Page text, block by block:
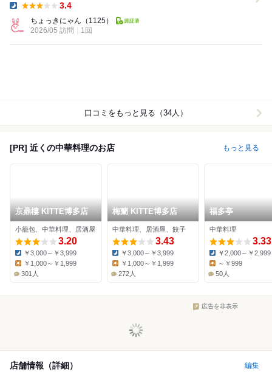
3.4
ちょっきにゃん （1125）
2026/05 訪問
1回
口コミをもっと見る（34人）
[PR] 近くの中華料理のお店 もっと見る
京鼎樓 KITTE博多店
小籠包、中華料理、居酒屋
3.20
Dinner:
￥3,000～￥3,999
￥1,000～￥1,999
301人
梅蘭 KITTE博多店
中華料理、居酒屋、餃子
3.43
Dinner:
￥3,000～￥3,999
￥1,000～￥1,999
272人
福多亭
中華料理
3.33
Dinner:
￥2,000～￥2,999
Lunch:
～￥999
50人
広告を非表示
店舗情報（詳細） 編集